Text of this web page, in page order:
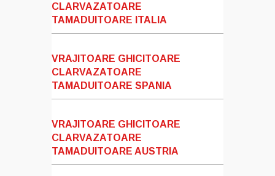
CLARVAZATOARE
TAMADUITOARE ITALIA
VRAJITOARE GHICITOARE
CLARVAZATOARE
TAMADUITOARE SPANIA
VRAJITOARE GHICITOARE
CLARVAZATOARE
TAMADUITOARE AUSTRIA